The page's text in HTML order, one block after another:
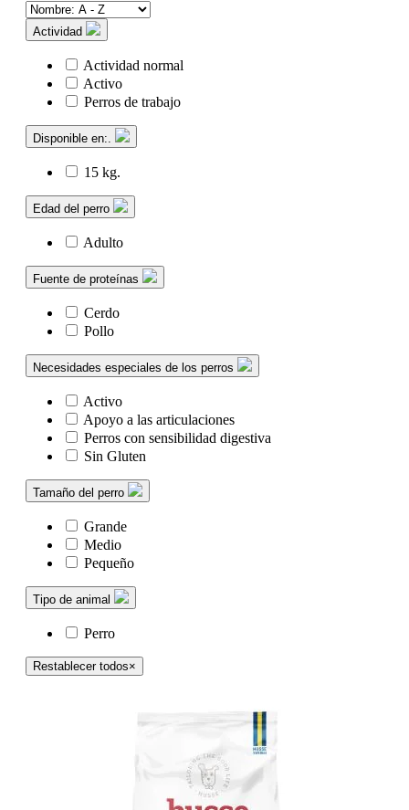
Actividad
Actividad normal
Activo
Perros de trabajo
Disponible en:.
15 kg.
Edad del perro
Adulto
Fuente de proteínas
Cerdo
Pollo
Necesidades especiales de los perros
Activo
Apoyo a las articulaciones
Perros con sensibilidad digestiva
Sin Gluten
Tamaño del perro
Grande
Medio
Pequeño
Tipo de animal
Perro
Restablecer todos×